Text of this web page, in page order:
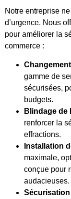
Notre entreprise
d’urgence. Nous
pour améliorer la
commerce :
gamme de
sécurisées,
budgets.
Blindage de
renforcer la
effractions.
Installation
maximale,
conçue pour
audacieuses.